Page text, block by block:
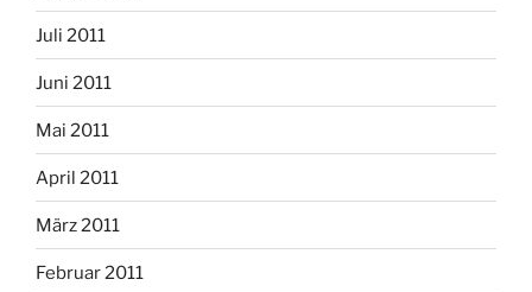
Juli 2011
Juni 2011
Mai 2011
April 2011
März 2011
Februar 2011